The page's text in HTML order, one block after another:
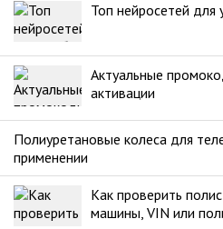
Топ нейросетей
Актуальные
активации
Полиуретановые колеса для
применении
Как проверить
машины, VIN или